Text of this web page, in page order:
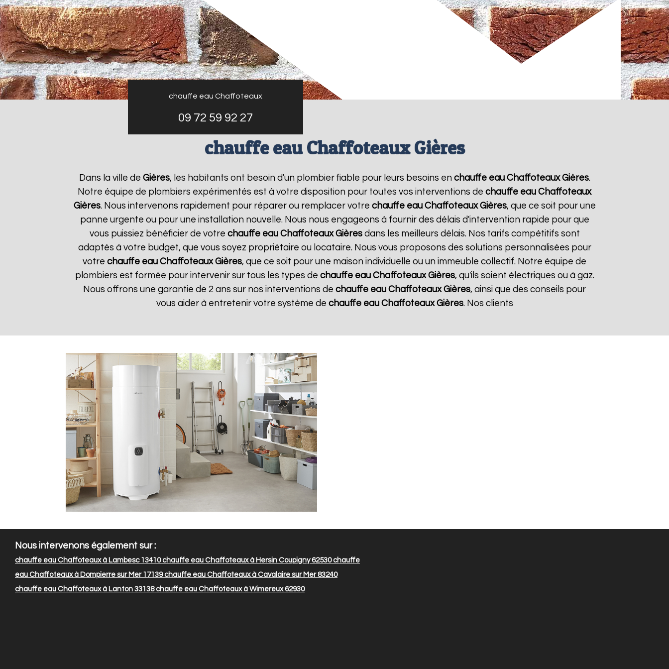
chauffe eau Chaffoteaux
09 72 59 92 27
chauffe eau Chaffoteaux Gières
Dans la ville de Gières, les habitants ont besoin d'un plombier fiable pour leurs besoins en chauffe eau Chaffoteaux Gières.
Notre équipe de plombiers expérimentés est à votre disposition pour toutes vos interventions de chauffe eau Chaffoteaux
Gières. Nous intervenons rapidement pour réparer ou remplacer votre chauffe eau Chaffoteaux Gières, que ce soit pour une
panne urgente ou pour une installation nouvelle. Nous nous engageons à fournir des délais d'intervention rapide pour que
vous puissiez bénéficier de votre chauffe eau Chaffoteaux Gièresdans les meilleurs délais. Nos tarifs compétitifs sont
adaptés à votre budget, que vous soyez propriétaire ou locataire. Nous vous proposons des solutions personnalisées pour
votre chauffe eau Chaffoteaux Gières, que ce soit pour une maison individuelle ou un immeuble collectif. Notre équipe de
plombiers est formée pour intervenir sur tous les types de chauffe eau Chaffoteaux Gières, qu'ils soient électriques ou à gaz.
Nous offrons une garantie de 2 ans sur nos interventions de chauffe eau Chaffoteaux Gières, ainsi que des conseils pour
vous aider à entretenir votre système de chauffe eau Chaffoteaux Gières. Nos clients
Nous intervenons également sur :
chauffe eau Chaffoteaux à Lambesc 13410chauffe eau Chaffoteaux à Hersin Coupigny 62530chauffe
eau Chaffoteaux à Dompierre sur Mer 17139chauffe eau Chaffoteaux à Cavalaire sur Mer 83240
chauffe eau Chaffoteaux à Lanton 33138chauffe eau Chaffoteaux à Wimereux 62930